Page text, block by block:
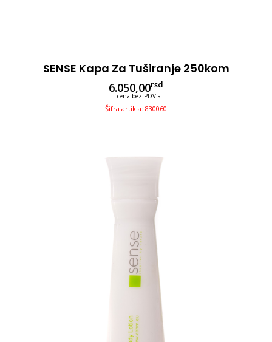
SENSE Kapa Za Tuširanje 250kom
6.050,00rsd
cena bez PDV-a
Šifra artikla: 830060